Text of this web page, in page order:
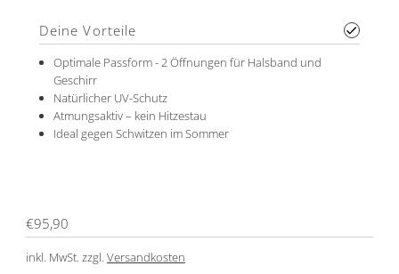
Deine Vorteile
Optimale Passform - 2 Öffnungen für Halsband und
Geschirr
Natürlicher UV-Schutz
Atmungsaktiv – kein Hitzestau
Ideal gegen Schwitzen im Sommer
Regulärer
Preis
€95,90
inkl. MwSt. zzgl. Versandkosten